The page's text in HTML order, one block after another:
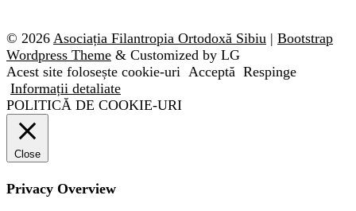
© 2026 Asociația Filantropia Ortodoxă Sibiu | Bootstrap
Wordpress Theme & Customized by LG
Acest site folosește cookie-uri Acceptă Respinge
Informații detaliate
POLITICĂ DE COOKIE-URI
Close
Privacy Overview